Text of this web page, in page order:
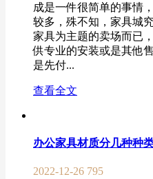
成是一件很简单的事情
较多，殊不知，家具城
家具为主题的卖场而已
供专业的安装或是其他
是先付...
查看全文
办公家具材质分几种种
2022-12-26 795